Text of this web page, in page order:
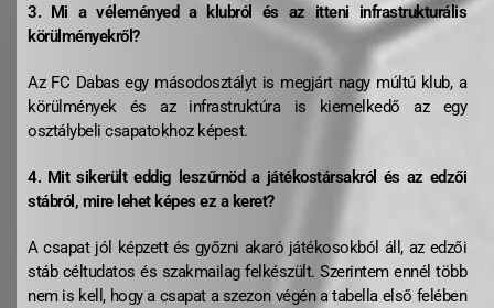
3. Mi a véleményed a klubról és az itteni infrastrukturális
körülményekről?
Az FC Dabas egy másodosztályt is megjárt nagy múltú klub, a
körülmények és az infrastruktúra is kiemelkedő az egy
osztálybeli csapatokhoz képest.
4. Mit sikerült eddig leszűrnöd a játékostársakról és az edzői
stábról, mire lehet képes ez a keret?
A csapat jól képzett és győzni akaró játékosokból áll, az edzői
stáb céltudatos és szakmailag felkészült. Szerintem ennél több
nem is kell, hogy a csapat a szezon végén a tabella első felében